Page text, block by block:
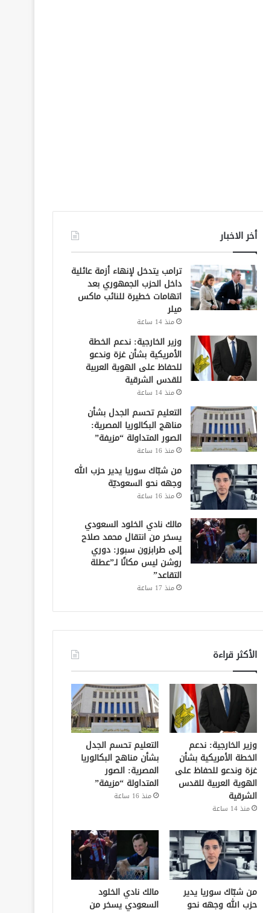
أخر الاخبار
ترامب يتدخل لإنهاء أزمة عائلية
داخل الحزب الجمهوري بعد
اتهامات خطيرة للنائب ماكس
ميلر
منذ 14 ساعة
وزير الخارجية: ندعم الخطة
الأمريكية بشأن غزة وندعو
للحفاظ على الهوية العربية
للقدس الشرقية
منذ 14 ساعة
التعليم تحسم الجدل بشأن
مناهج البكالوريا المصرية:
الصور المتداولة “مزيفة”
منذ 16 ساعة
من شبّاك سوريا يدير حزب الله
وجهه نحو السعوديّة
منذ 16 ساعة
مالك نادي الخلود السعودي
يسخر من انتقال محمد صلاح
إلى طرابزون سبور: دوري
روشن ليس مكانًا لـ”عطلة
التقاعد”
منذ 17 ساعة
الأكثر قراءة
وزير الخارجية: ندعم
الخطة الأمريكية بشأن
غزة وندعو للحفاظ على
الهوية العربية للقدس
الشرقية
منذ 14 ساعة
التعليم تحسم الجدل
بشأن مناهج البكالوريا
المصرية: الصور
المتداولة “مزيفة”
منذ 16 ساعة
من شبّاك سوريا يدير
حزب الله وجهه نحو
مالك نادي الخلود
السعودي يسخر من